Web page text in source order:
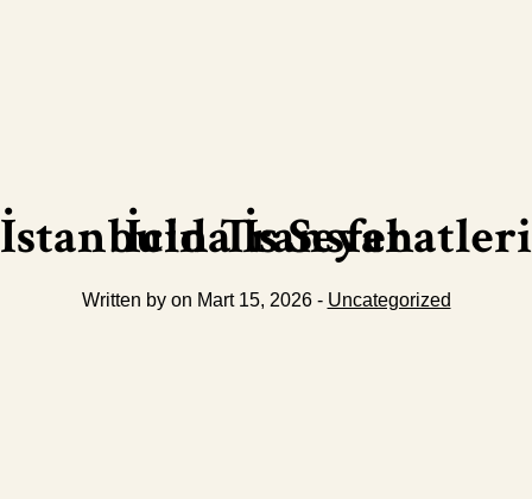
İstanbulda İs Seyahatleri İcin Transfer
Written by on Mart 15, 2026 - Uncategorized